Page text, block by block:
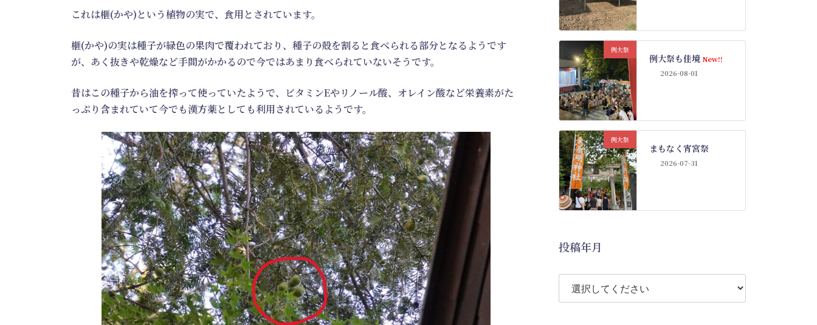
これは榧(かや)という植物の実で、食用とされています。
榧(かや)の実は種子が緑色の果肉で覆われており、種子の殻を割ると食べられる部分となるようです
が、あく抜きや乾燥など手間がかかるので今ではあまり食べられていないそうです。
昔はこの種子から油を搾って使っていたようで、ビタミンEやリノール酸、オレイン酸など栄養素がた
っぷり含まれていて今でも漢方薬としても利用されているようです。
例大祭
例大祭も佳境 New!!
2026-08-01
例大祭
まもなく宵宮祭
2026-07-31
投稿年月